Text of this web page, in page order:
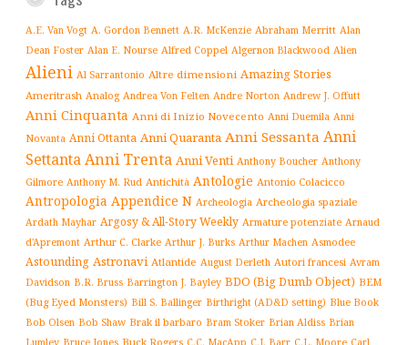
A.E. Van Vogt A. Gordon Bennett A.R. McKenzie Abraham Merritt Alan
Dean Foster Alan E. Nourse Alfred Coppel Algernon Blackwood Alien
Alieni Al Sarrantonio Altre dimensioni Amazing Stories
Ameritrash Analog Andrea Von Felten Andre Norton Andrew J. Offutt
Anni Cinquanta Anni di Inizio Novecento Anni Duemila Anni
Novanta Anni Ottanta Anni Quaranta Anni Sessanta Anni
SettantaAnni Trenta Anni Venti Anthony Boucher Anthony
Gilmore Anthony M. Rud Antichità Antologie Antonio Colacicco
Antropologia Appendice N Archeologia Archeologia spaziale
Ardath Mayhar Argosy & All-Story Weekly Armature potenziate Arnaud
d'Apremont Arthur C. Clarke Arthur J. Burks Arthur Machen Asmodee
Astounding Astronavi Atlantide August Derleth Autori francesi Avram
Davidson B.R. Bruss Barrington J. Bayley BDO (Big Dumb Object) BEM
(Bug Eyed Monsters) Bill S. Ballinger Birthright (AD&D setting) Blue Book
Bob Olsen Bob Shaw Brak il barbaro Bram Stoker Brian Aldiss Brian
Lumley Bruce Jones Buck Rogers C.C. MacApp C.J. Barr C.L. Moore Carl